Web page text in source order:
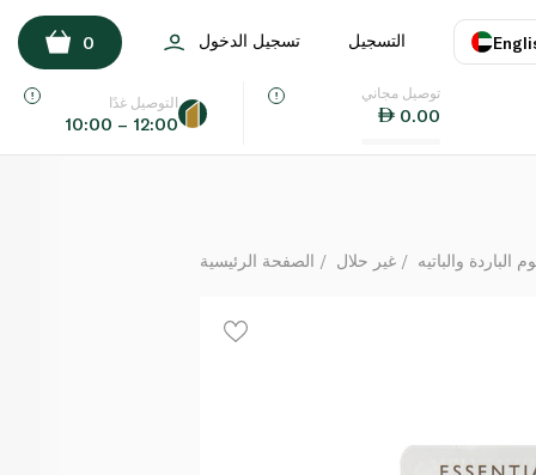
اللغة
التسجيل تسجيل الدخول 0
توصيل مجاني
0.00
التوصيل غدًا
10:00 – 12:00
Waitrose Essential Roast Ham 7 Slices 80g
الصفحة الرئيسية غير حلال الباردة والباتيه